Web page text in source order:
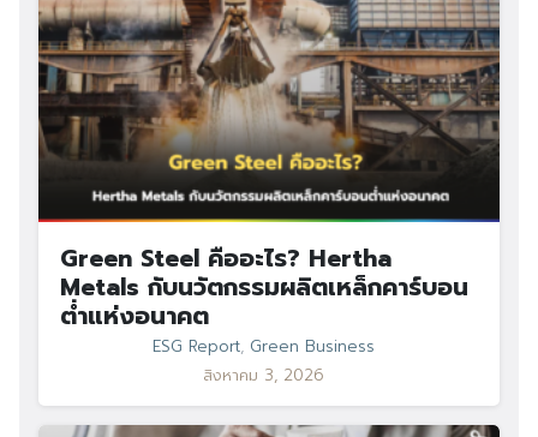
Green Steel คืออะไร? Hertha
Metals กับนวัตกรรมผลิตเหล็กคาร์บอน
ต่ำแห่งอนาคต
ESG Report, Green Business
สิงหาคม 3, 2026